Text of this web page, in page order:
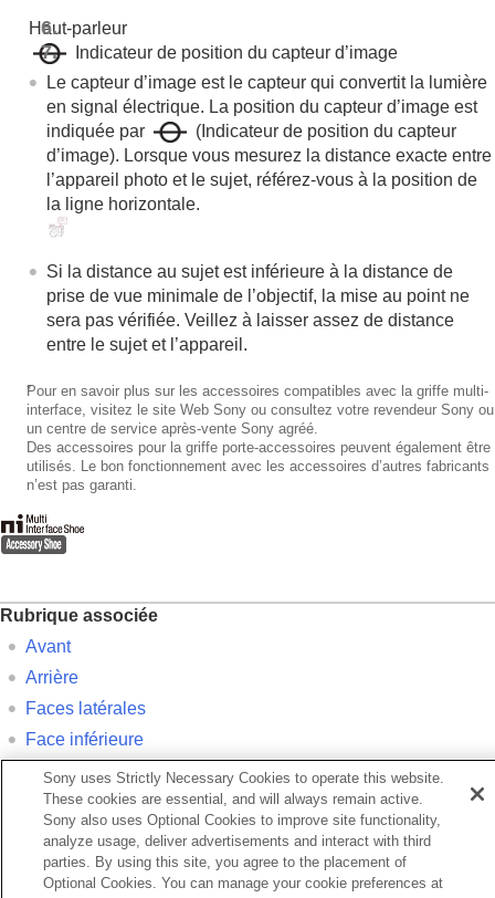
Si vous avez des problèmes
Haut-parleur
Indicateur de position du capteur d’image
Le capteur d’image est le capteur qui convertit la lumière
en signal électrique. La position du capteur d’image est
indiquée par
(Indicateur de position du capteur
d’image). Lorsque vous mesurez la distance exacte entre
l’appareil photo et le sujet, référez-vous à la position de
la ligne horizontale.
Si la distance au sujet est inférieure à la distance de
prise de vue minimale de l’objectif, la mise au point ne
sera pas vérifiée. Veillez à laisser assez de distance
entre le sujet et l’appareil.
*Pour en savoir plus sur les accessoires compatibles avec la griffe multi-
interface, visitez le site Web Sony ou consultez votre revendeur Sony ou
un centre de service après-vente Sony agréé.
Des accessoires pour la griffe porte-accessoires peuvent également être
utilisés. Le bon fonctionnement avec les accessoires d’autres fabricants
n’est pas garanti.
Rubrique associée
Avant
Arrière
Faces latérales
Face inférieure
Précédent
Suivant
Faces
Sony uses Strictly Necessary Cookies to operate this website.
These cookies are essential, and will always remain active.
Sony also uses Optional Cookies to improve site functionality,
analyze usage, deliver advertisements and interact with third
parties. By using this site, you agree to the placement of
Optional Cookies. You can manage your cookie preferences at